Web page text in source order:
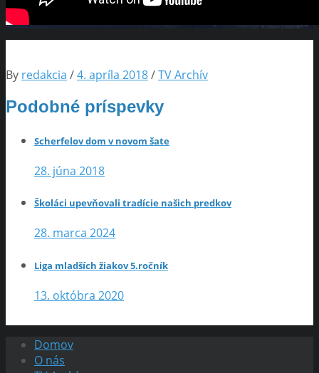
By redakcia /4. apríla 2018/TV Archív
Podobné príspevky
Scherfelov dom v novom šate
28. júna 2018
Školáci upevňovali tradície našich predkov
28. marca 2024
Liga mladších žiakov 5.ročník
13. októbra 2020
Domov
O nás